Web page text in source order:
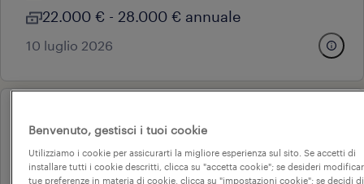
22.000 € - 28.000 € annuale
10 luglio 2026
operatore allevamento suini
campodoro, veneto
Benvenuto, gestisci i tuoi cookie
Utilizziamo i cookie per assicurarti la migliore esperienza sul sito. Se accetti di
installare tutti i cookie descritti, clicca su "accetta cookie"; se desideri
tue preferenze in materia di cookie, clicca su "impostazioni cookie"; se decidi di